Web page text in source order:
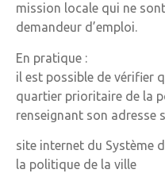
mission locale qui ne
demandeur d’emploi.
En pratique :
il est possible de vérifier
quartier prioritaire de la
renseignant son adresse
site internet du Système
la politique de la ville